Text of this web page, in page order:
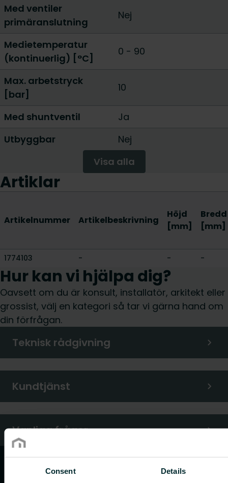
Consent Details
Med ventiler
primäranslutning
Nej
Medietemperatur
(kontinuerlig) [°C]
0 - 90
Max. arbetstryck
[bar]
10
Med shuntventil
Ja
Utbyggbar
Nej
Visa alla
Artiklar
Artikelnummer Artikelbeskrivning
Höjd
[mm]
Bredd
[mm]
1774103 - - -
Hur kan vi hjälpa dig?
Oavsett om du är konsult, installatör, arkitekt eller
grossist, välj en kategori så tar vi gärna hand om
din förfrågan.
Teknisk rådgivning
Kundtjänst
Vanliga frågor